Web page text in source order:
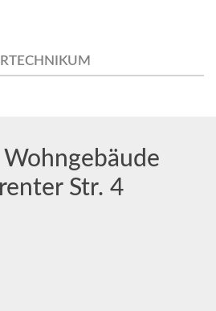
Str. 4